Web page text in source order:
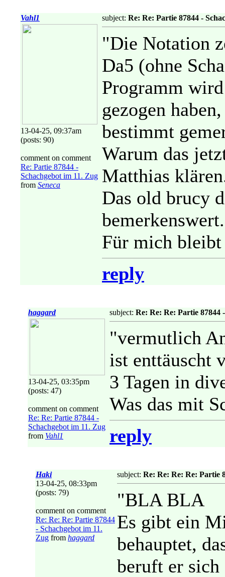
Vahl1
13-04-25, 09:37am
(posts: 90)
comment on comment
Re: Partie 87844 -
Schachgebot im 11. Zug
from Seneca
subject: Re: Re: Partie 87844 -
"Die Notation
Da5 (ohne
Programm
gezogen
bestimmt
Warum das
Matthias
Das old brucy
bemerkenswert.
Für mich
reply
haggard
13-04-25, 03:35pm
(posts: 47)
comment on comment
Re: Re: Partie 87844 -
Schachgebot im 11. Zug
from Vahl1
subject: Re: Re: Re: Partie 87844
"vermutlich
ist enttäuscht
3 Tagen in
Was das mit
reply
Haki
13-04-25, 08:33pm
(posts: 79)
comment on comment
Re: Re: Re: Partie 87844
- Schachgebot im 11.
Zug from haggard
subject: Re: Re: Re: Re: Partie
"BLA BLA
Es gibt ein
behauptet,
beruft er